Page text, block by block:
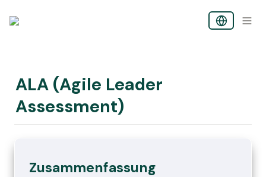
ALA (Agile Leader
Assessment)
Zusammenfassung